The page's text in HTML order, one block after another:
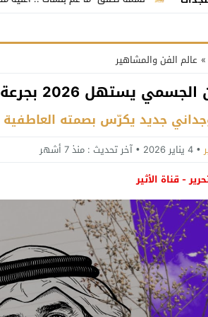
» عالم الفن والمشاهير
2026 بجرعة إحساس في أغنية «إنت»
جديد يكرّس بصمته العاطفية
4 يناير 2026 آخر تحديث : منذ 7 أشهر
- قناة الأثير